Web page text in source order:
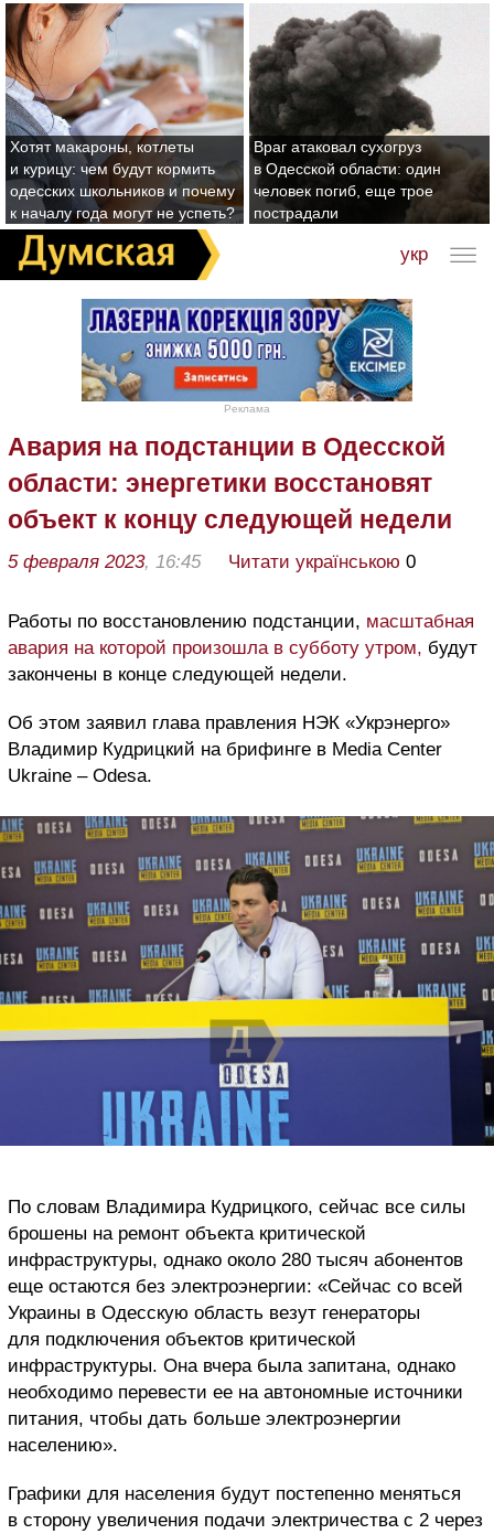
Хотят макароны, котлеты
и курицу: чем будут кормить
одесских школьников и почему
к началу года могут не успеть?
Враг атаковал сухогруз
в Одесской области: один
человек погиб, еще трое
пострадали
укр
Реклама
Авария на подстанции в Одесской
области: энергетики восстановят
объект к концу следующей недели
5 февраля 2023, 16:45 Читати українською 0
Работы по восстановлению подстанции, масштабная
авария на которой произошла в субботу утром, будут
закончены в конце следующей недели.
Об этом заявил глава правления НЭК «Укрэнерго»
Владимир Кудрицкий на брифинге в Media Center
Ukraine – Odesa.
По словам Владимира Кудрицкого, сейчас все силы
брошены на ремонт объекта критической
инфраструктуры, однако около 280 тысяч абонентов
еще остаются без электроэнергии: «Сейчас со всей
Украины в Одесскую область везут генераторы
для подключения объектов критической
инфраструктуры. Она вчера была запитана, однако
необходимо перевести ее на автономные источники
питания, чтобы дать больше электроэнергии
населению».
Графики для населения будут постепенно меняться
в сторону увеличения подачи электричества с 2 через